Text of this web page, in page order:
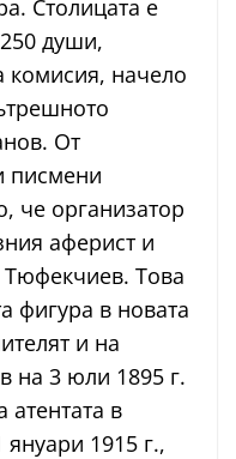
Столицата е
души,
комисия, начело
От
писмени
че организатор
аферист и
Това
фигура в новата
и на
на 3 юли 1895 г.
атентата в
1915 г.,